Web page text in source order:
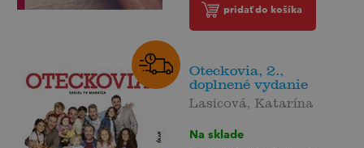
pridať do košíka
Oteckovia, 2.,
doplnené vydanie
Lasicová, Katarína
Na sklade